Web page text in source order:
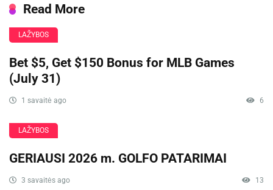
Read More
LAŽYBOS
Bet $5, Get $150 Bonus for MLB Games
(July 31)
1 savaitė ago 6
LAŽYBOS
GERIAUSI 2026 m. GOLFO PATARIMAI
3 savaitės ago 13